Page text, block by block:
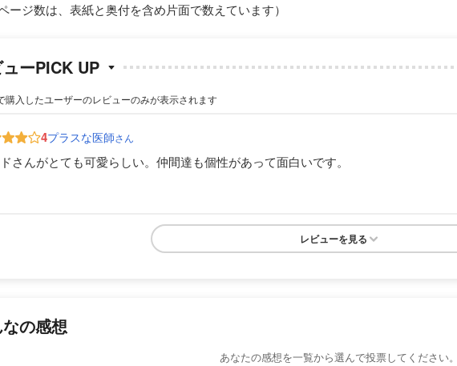
ージ数は、表紙と奥付を含め片面で数えています）
ューPICK UP
購入したユーザーのレビューのみが表示されます
4プラスな医師さん
さんがとても可愛らしい。仲間達も個性があって面白いです。
レビューを見る
の感想
あなたの感想を一覧から選んで投票してください。